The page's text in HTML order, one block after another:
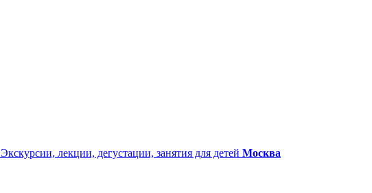
Экскурсии, лекции, дегустации, занятия для детей Москва